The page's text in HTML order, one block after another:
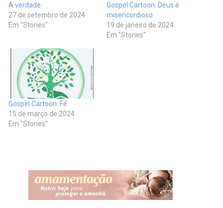
A verdade
27 de setembro de 2024
Em "Stories"
Gospel Cartoon: Deus é
misericordioso
19 de janeiro de 2024
Em "Stories"
Gospel Cartoon: Fé
15 de março de 2024
Em "Stories"